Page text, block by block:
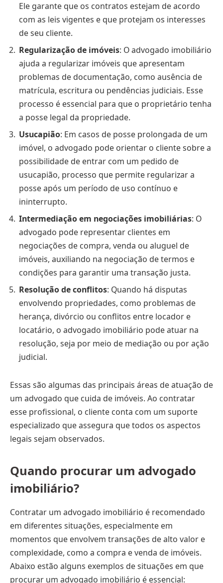
Ele garante que os contratos estejam de acordo
com as leis vigentes e que protejam os interesses
de seu cliente.
Regularização de imóveis: O advogado imobiliário
ajuda a regularizar imóveis que apresentam
problemas de documentação, como ausência de
matrícula, escritura ou pendências judiciais. Esse
processo é essencial para que o proprietário tenha
a posse legal da propriedade.
Usucapião: Em casos de posse prolongada de um
imóvel, o advogado pode orientar o cliente sobre a
possibilidade de entrar com um pedido de
usucapião, processo que permite regularizar a
posse após um período de uso contínuo e
ininterrupto.
Intermediação em negociações imobiliárias: O
advogado pode representar clientes em
negociações de compra, venda ou aluguel de
imóveis, auxiliando na negociação de termos e
condições para garantir uma transação justa.
Resolução de conflitos: Quando há disputas
envolvendo propriedades, como problemas de
herança, divórcio ou conflitos entre locador e
locatário, o advogado imobiliário pode atuar na
resolução, seja por meio de mediação ou por ação
judicial.
Essas são algumas das principais áreas de atuação de
um advogado que cuida de imóveis. Ao contratar
esse profissional, o cliente conta com um suporte
especializado que assegura que todos os aspectos
legais sejam observados.
Quando procurar um advogado
imobiliário?
Contratar um advogado imobiliário é recomendado
em diferentes situações, especialmente em
momentos que envolvem transações de alto valor e
complexidade, como a compra e venda de imóveis.
Abaixo estão alguns exemplos de situações em que
procurar um advogado imobiliário é essencial: